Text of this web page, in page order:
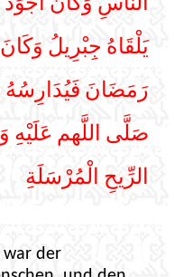
النَّاسِ وَكَانَ
يَلْقَاهُ جِبْرِيلُ
رَمَضَانَ فَيُدَارِسُهُ
صَلَّى اللَّهم عَلَيْهِ
الرِّيحِ الْمُرْسَلَةِ
war der